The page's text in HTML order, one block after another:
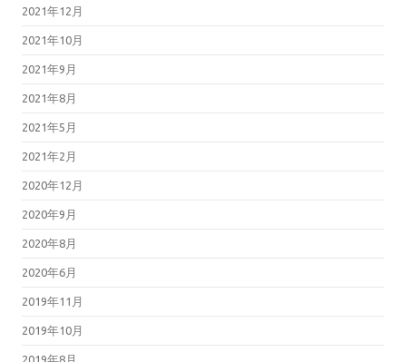
2021年12月
2021年10月
2021年9月
2021年8月
2021年5月
2021年2月
2020年12月
2020年9月
2020年8月
2020年6月
2019年11月
2019年10月